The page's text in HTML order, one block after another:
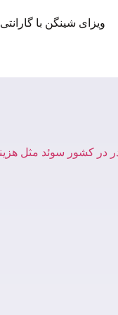
ویزای شینگن با گارانتی